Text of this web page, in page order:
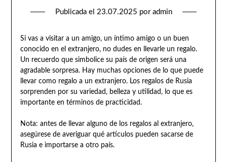
Publicada el 23.07.2025 por admin
Si vas a visitar a un amigo, un íntimo amigo o un buen
conocido en el extranjero, no dudes en llevarle un regalo.
Un recuerdo que simbolice su país de origen será una
agradable sorpresa. Hay muchas opciones de lo que puede
llevar como regalo a un extranjero. Los regalos de Rusia
sorprenden por su variedad, belleza y utilidad, lo que es
importante en términos de practicidad.
Nota: antes de llevar alguno de los regalos al extranjero,
asegúrese de averiguar qué artículos pueden sacarse de
Rusia e importarse a otro país.